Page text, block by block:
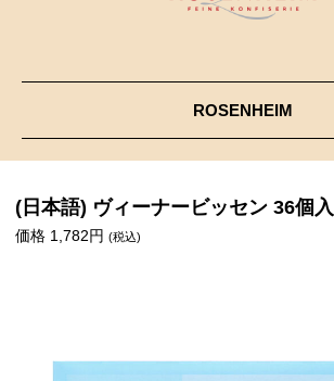
ROSENHEIM
(日本語) ヴィーナービッセン 36個入
価格 1,782円 (税込)